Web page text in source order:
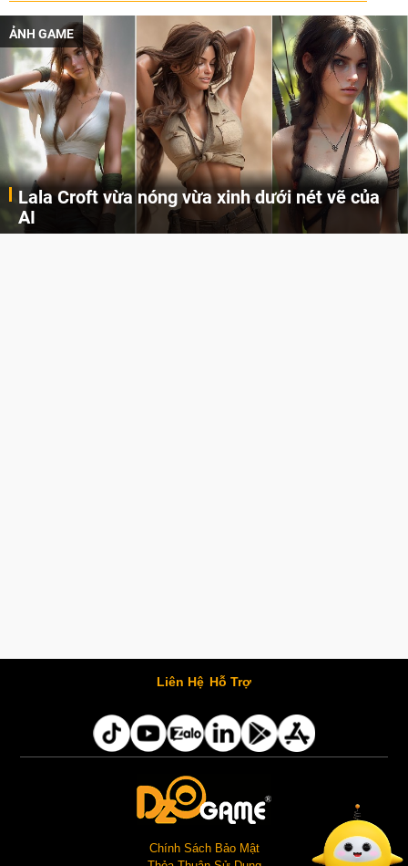
ẢNH GAME
Lala Croft vừa nóng vừa xinh dưới nét vẽ của
AI
Liên Hệ Hỗ Trợ
Chính Sách Bảo Mật